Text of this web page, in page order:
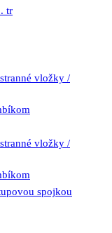
tr
vložky /
vložky /
spojkou